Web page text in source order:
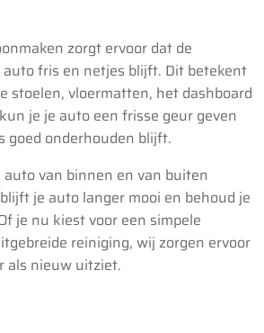
zorgt ervoor dat de
fris en netjes blijft. Dit betekent
stoelen, vloermatten, het dashboard
je je auto een frisse geur geven
goed onderhouden blijft.
auto van binnen en van buiten
je auto langer mooi en behoud je
je nu kiest voor een simpele
reiniging, wij zorgen ervoor
als nieuw uitziet.